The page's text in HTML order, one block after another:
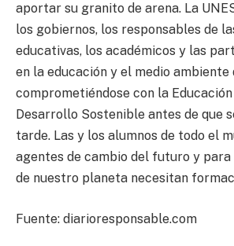
aportar su granito de arena. La
los gobiernos, los responsables de
educativas, los académicos y las
en la educación y el medio ambiente
comprometiéndose con la
Desarrollo Sostenible antes de que
tarde. Las y los alumnos de todo el
agentes de cambio del futuro y
de nuestro planeta necesitan
Fuente: diarioresponsable.com